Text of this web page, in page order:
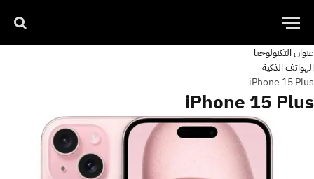
عنوان التكنولوجيا
الهواتف الذكية
iPhone 15 Plus
iPhone 15 Plus